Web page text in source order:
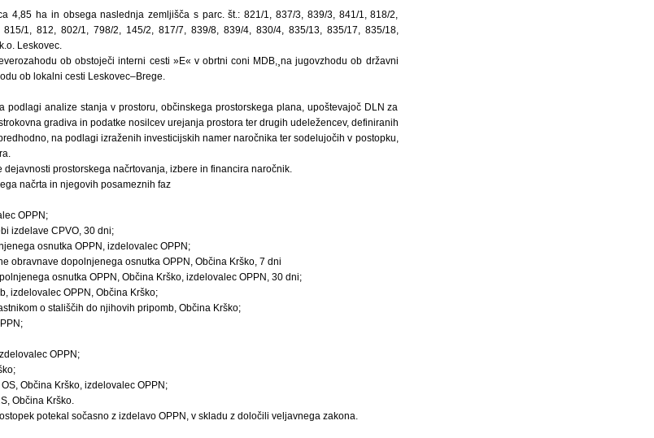
4,85 ha in obsega naslednja zemljišča s parc. št.: 821/1, 837/3, 839/3, 841/1, 818/2,
1, 812, 802/1, 798/2, 145/2, 817/7, 839/8, 839/4, 830/4, 835/13, 835/17, 835/18,
Leskovec.
ob obstoječi interni cesti »E« v obrtni coni MDB,¸na jugovzhodu ob državni
ob lokalni cesti Leskovec–Brege.
podlagi analize stanja v prostoru, občinskega prostorskega plana, upoštevajoč DLN za
gradiva in podatke nosilcev urejanja prostora ter drugih udeležencev, definiranih
na podlagi izraženih investicijskih namer naročnika ter sodelujočih v postopku,
prostorskega načrtovanja, izbere in financira naročnik.
načrta in njegovih posameznih faz
OPPN;
izdelave CPVO, 30 dni;
osnutka OPPN, izdelovalec OPPN;
obravnave dopolnjenega osnutka OPPN, Občina Krško, 7 dni
osnutka OPPN, Občina Krško, izdelovalec OPPN, 30 dni;
izdelovalec OPPN, Občina Krško;
o stališčih do njihovih pripomb, Občina Krško;
OPPN;
Občina Krško, izdelovalec OPPN;
Občina Krško.
potekal sočasno z izdelavo OPPN, v skladu z določili veljavnega zakona.